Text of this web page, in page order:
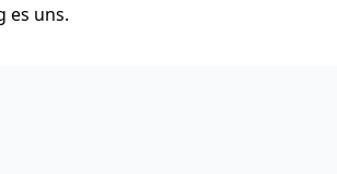
es uns.